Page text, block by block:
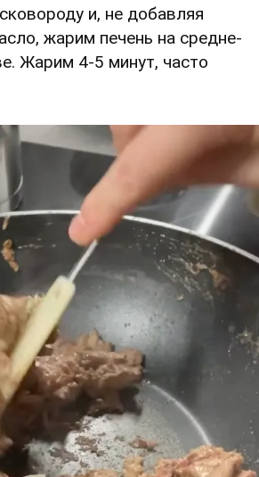
и, не добавляя
жарим печень на средне-
Жарим 4-5 минут, часто